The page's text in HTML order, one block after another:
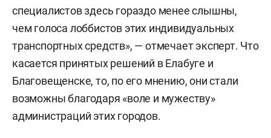
специалистов здесь гораздо менее слышны,
чем голоса лоббистов этих индивидуальных
транспортных средств», — отмечает эксперт. Что
касается принятых решений в Елабуге и
Благовещенске, то, по его мнению, они стали
возможны благодаря «воле и мужеству»
администраций этих городов.